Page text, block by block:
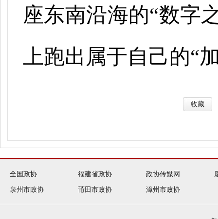
座东南沿海的“数字
上跑出属于自己的“
收藏
全国政协 福建省政协 政协传媒网
泉州市政协 莆田市政协 漳州市政协